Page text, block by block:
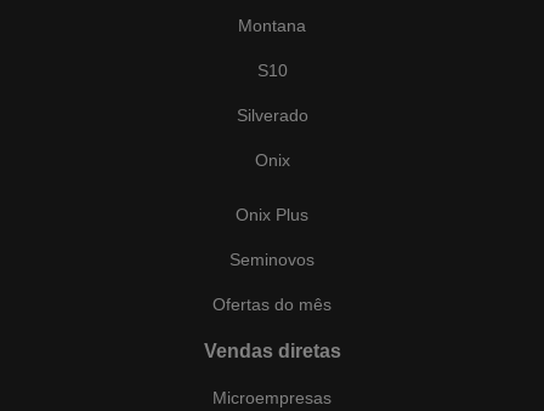
Montana
S10
Silverado
Onix
Onix Plus
Seminovos
Ofertas do mês
Vendas diretas
Microempresas